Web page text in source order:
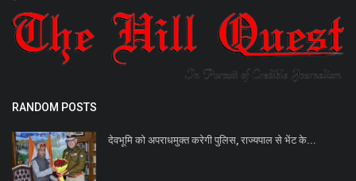
RANDOM POSTS
देवभूमि को अपराधमुक्त करेगी पुलिस, राज्यपाल से भेंट के...